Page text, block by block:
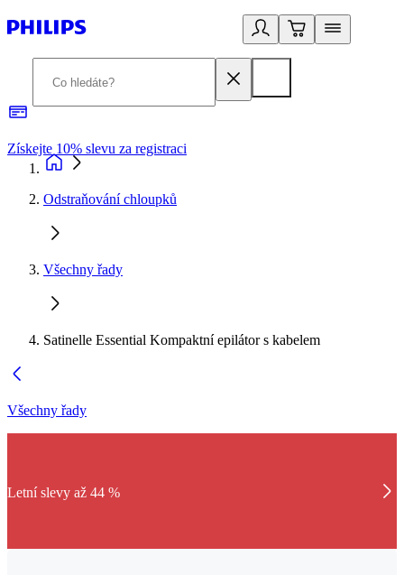
Získejte 10% slevu za registraci
Odstraňování chloupků
Všechny řady
Satinelle Essential Kompaktní epilátor s kabelem
Všechny řady
Letní slevy až 44 %